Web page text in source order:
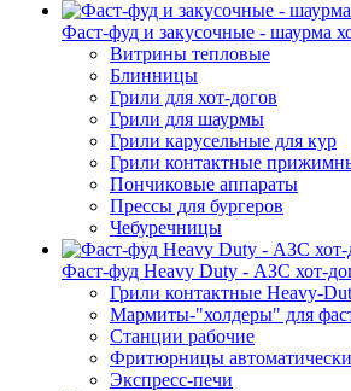
Фаст-фуд и закусочные - шаурма
Витрины тепловые
Блинницы
Грили для хот-догов
Грили для шаурмы
Грили карусельные для кур
Грили контактные
Пончиковые аппараты
Прессы для бургеров
Чебуречницы
Фаст-фуд Heavy Duty - АЗС хот-
Грили контактные Heavy-
Мармиты-"холдеры" для
Станции рабочие
Фритюрницы
Экспресс-печи